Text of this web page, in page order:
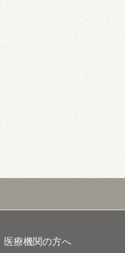
医療機関の方へ